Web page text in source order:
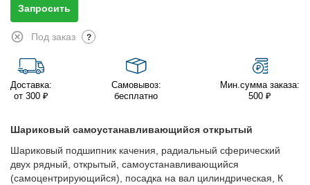
Запросить
Под заказ ?
Доставка:
от 300 ₽
Самовывоз:
бесплатно
Мин.сумма заказа:
500 ₽
Шариковый самоустанавливающийся открытый
Шариковый подшипник качения, радиальный сферический
двух рядный, открытый, самоустанавливающийся
(самоцентрирующийся), посадка на вал цилиндрическая, К